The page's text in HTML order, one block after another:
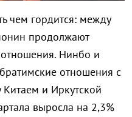
чем гордится: между
продолжают
Нинбо и
отношения с
и Иркутской
выросла на 2,3%